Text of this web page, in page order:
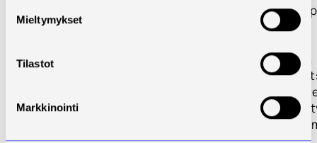
Mieltymykset
Tilastot
Markkinointi
- Linjaston
siirrettävyys
Muita hankkeen
päätuloksia
*Pinnoitteiden
tutkimus ja
- 3-arvoinen